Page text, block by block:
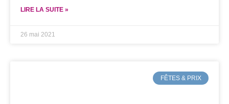
LIRE LA SUITE »
26 mai 2021
FÊTES & PRIX